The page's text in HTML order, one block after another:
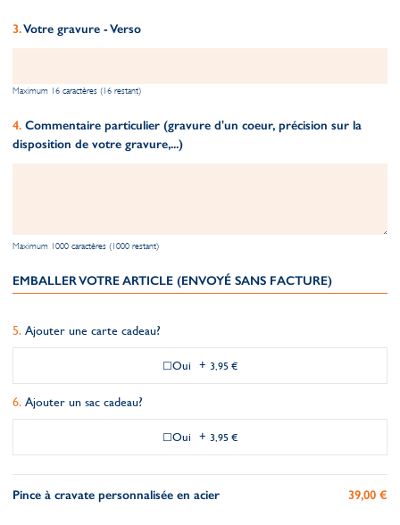
Votre gravure - Verso
Maximum 16 caractères (16 restant)
Commentaire particulier (gravure d'un coeur, précision sur la
disposition de votre gravure,...)
Maximum 1000 caractères (1000 restant)
EMBALLER VOTRE ARTICLE (ENVOYÉ SANS FACTURE)
Ajouter une carte cadeau?
Oui + 3,95 €
Ajouter un sac cadeau?
Oui + 3,95 €
Pince à cravate personnalisée en acier 39,00 €